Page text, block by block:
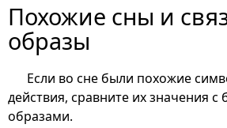
Похожие сны и
образы
Если во сне были похожие
действия, сравните их значения с
образами.